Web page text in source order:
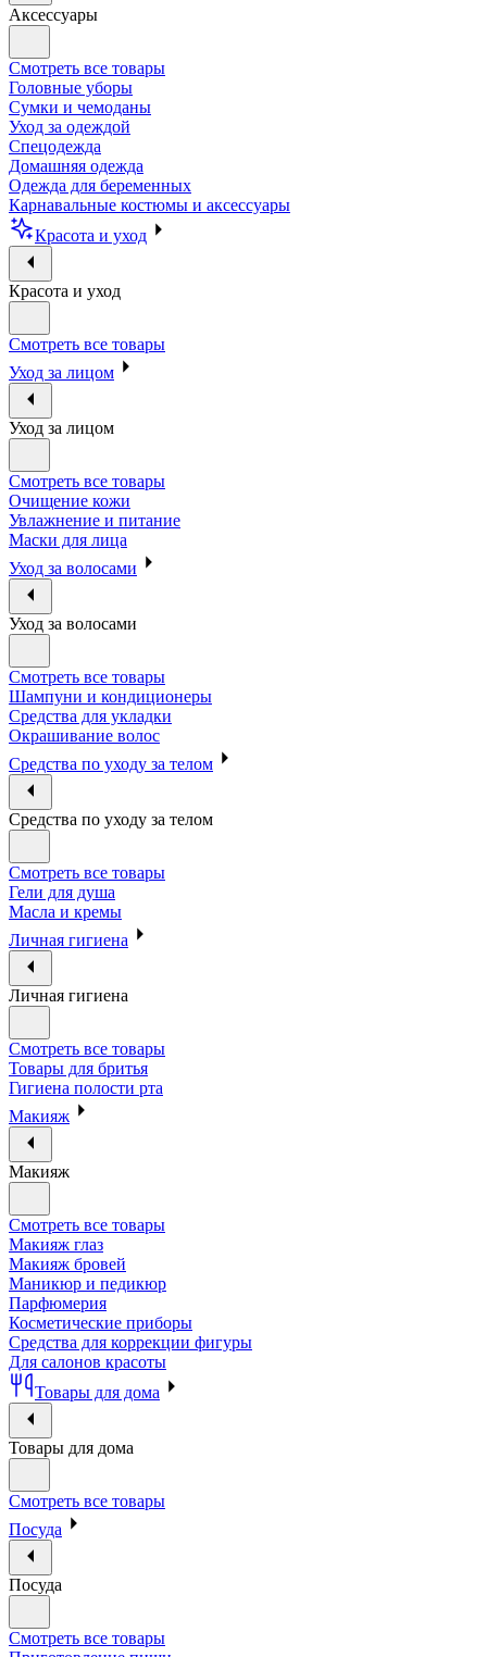
Аксессуары
Смотреть все товары
Головные уборы
Сумки и чемоданы
Уход за одеждой
Спецодежда
Домашняя одежда
Одежда для беременных
Карнавальные костюмы и аксессуары
Красота и уход
Красота и уход
Смотреть все товары
Уход за лицом
Уход за лицом
Смотреть все товары
Очищение кожи
Увлажнение и питание
Маски для лица
Уход за волосами
Уход за волосами
Смотреть все товары
Шампуни и кондиционеры
Средства для укладки
Окрашивание волос
Средства по уходу за телом
Средства по уходу за телом
Смотреть все товары
Гели для душа
Масла и кремы
Личная гигиена
Личная гигиена
Смотреть все товары
Товары для бритья
Гигиена полости рта
Макияж
Макияж
Смотреть все товары
Макияж глаз
Макияж бровей
Маникюр и педикюр
Парфюмерия
Косметические приборы
Средства для коррекции фигуры
Для салонов красоты
Товары для дома
Товары для дома
Смотреть все товары
Посуда
Посуда
Смотреть все товары